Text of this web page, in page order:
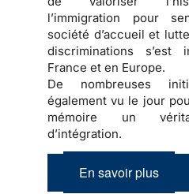
l’immigration pour
société d’accueil et
discriminations s’est
France et en Europe.
De nombreuses
également vu le jour
mémoire un
d’intégration.
En savoir plus